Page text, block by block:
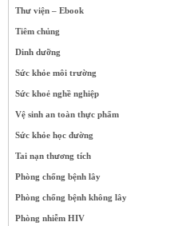
Thư viện – Ebook
Tiêm chủng
Dinh dưỡng
Sức khỏe môi trường
Sức khoẻ nghề nghiệp
Vệ sinh an toàn thực phẩm
Sức khỏe học đường
Tai nạn thương tích
Phòng chống bệnh lây
Phòng chống bệnh không lây
Phòng nhiễm HIV